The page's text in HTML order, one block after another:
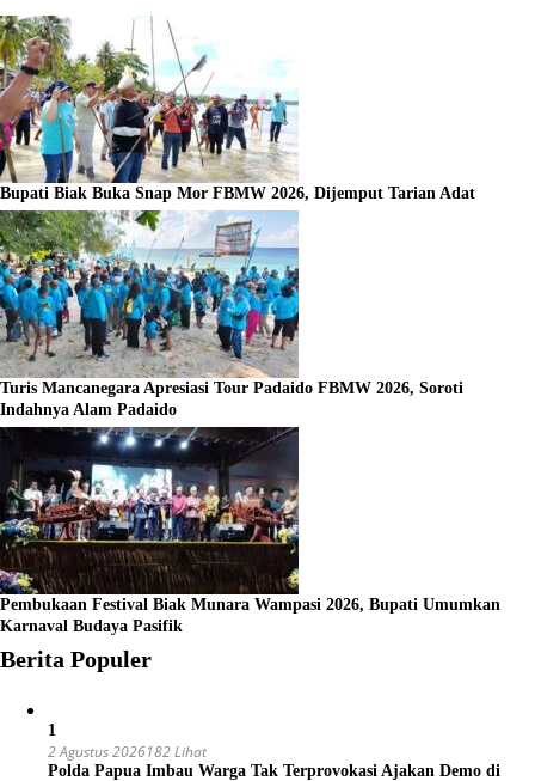
Bupati Biak Buka Snap Mor FBMW 2026, Dijemput Tarian Adat
Turis Mancanegara Apresiasi Tour Padaido FBMW 2026, Soroti
Indahnya Alam Padaido
Pembukaan Festival Biak Munara Wampasi 2026, Bupati Umumkan
Karnaval Budaya Pasifik
Berita Populer
1
2 Agustus 2026182 Lihat
Polda Papua Imbau Warga Tak Terprovokasi Ajakan Demo di